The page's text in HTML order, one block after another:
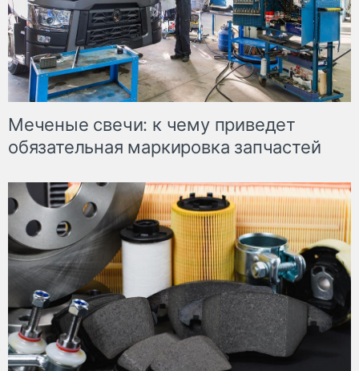
Меченые свечи: к чему приведет
обязательная маркировка запчастей